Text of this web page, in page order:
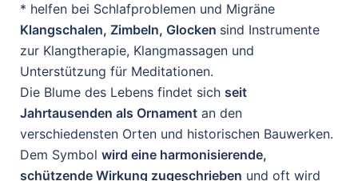
* helfen bei Schlafproblemen und Migräne
Klangschalen, Zimbeln, Glocken sind Instrumente
zur Klangtherapie, Klangmassagen und
Unterstützung für Meditationen.
Die Blume des Lebens findet sich seit
Jahrtausenden als Ornament an den
verschiedensten Orten und historischen Bauwerken.
Dem Symbol wird eine harmonisierende,
schützende Wirkung zugeschrieben und oft wird